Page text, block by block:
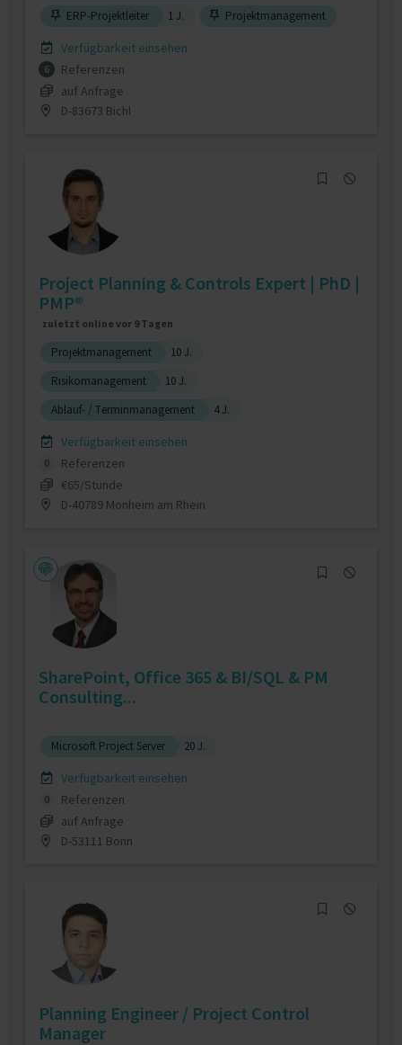
ERP-Projektleiter
1 J. Projektmanagement
Verfügbarkeit einsehen
6
Referenzen
auf Anfrage
D-83673 Bichl
Project Planning & Controls Expert | PhD |
PMP®
zuletzt online vor 9 Tagen
Projektmanagement
10 J.
Risikomanagement
10 J.
Ablauf- / Terminmanagement
4 J.
Verfügbarkeit einsehen
0
Referenzen
€65/Stunde
D-40789 Monheim am Rhein
SharePoint, Office 365 & BI/SQL & PM
Consulting...
Microsoft Project Server 20 J.
Verfügbarkeit einsehen
0
Referenzen
auf Anfrage
D-53111 Bonn
Planning Engineer / Project Control
Manager